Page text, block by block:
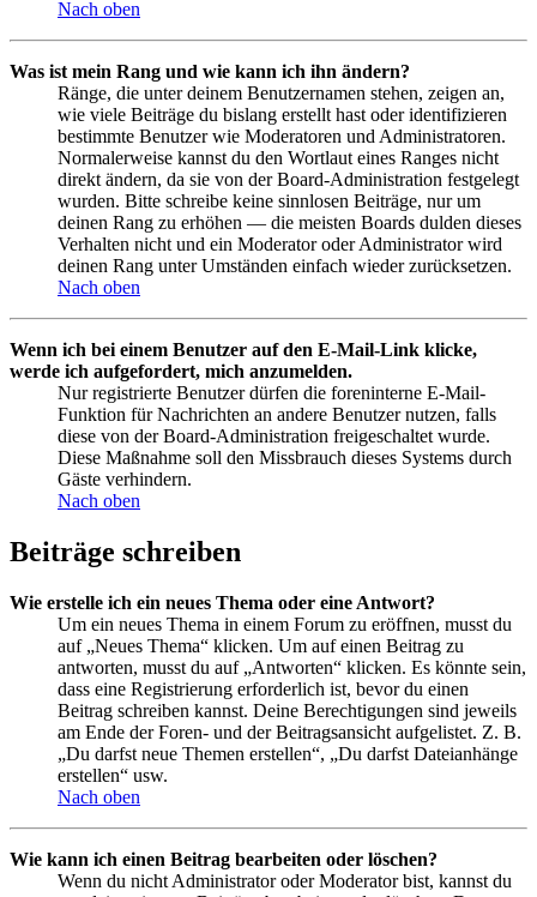
Nach oben
Was ist mein Rang und wie kann ich ihn ändern?
Ränge, die unter deinem Benutzernamen stehen, zeigen an,
wie viele Beiträge du bislang erstellt hast oder identifizieren
bestimmte Benutzer wie Moderatoren und Administratoren.
Normalerweise kannst du den Wortlaut eines Ranges nicht
direkt ändern, da sie von der Board-Administration festgelegt
wurden. Bitte schreibe keine sinnlosen Beiträge, nur um
deinen Rang zu erhöhen — die meisten Boards dulden dieses
Verhalten nicht und ein Moderator oder Administrator wird
deinen Rang unter Umständen einfach wieder zurücksetzen.
Nach oben
Wenn ich bei einem Benutzer auf den E-Mail-Link klicke,
werde ich aufgefordert, mich anzumelden.
Nur registrierte Benutzer dürfen die foreninterne E-Mail-
Funktion für Nachrichten an andere Benutzer nutzen, falls
diese von der Board-Administration freigeschaltet wurde.
Diese Maßnahme soll den Missbrauch dieses Systems durch
Gäste verhindern.
Nach oben
Beiträge schreiben
Wie erstelle ich ein neues Thema oder eine Antwort?
Um ein neues Thema in einem Forum zu eröffnen, musst du
auf „Neues Thema“ klicken. Um auf einen Beitrag zu
antworten, musst du auf „Antworten“ klicken. Es könnte sein,
dass eine Registrierung erforderlich ist, bevor du einen
Beitrag schreiben kannst. Deine Berechtigungen sind jeweils
am Ende der Foren- und der Beitragsansicht aufgelistet. Z. B.
„Du darfst neue Themen erstellen“, „Du darfst Dateianhänge
erstellen“ usw.
Nach oben
Wie kann ich einen Beitrag bearbeiten oder löschen?
Wenn du nicht Administrator oder Moderator bist, kannst du